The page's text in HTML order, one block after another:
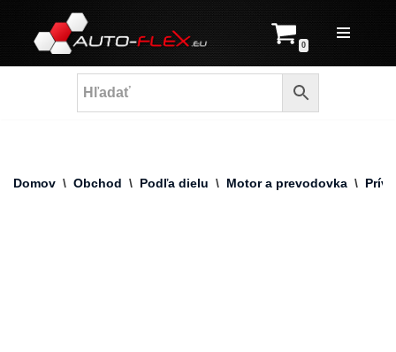
Prejsť
na
0
Domov \ Obchod \ Podľa dielu \ Motor a prevodovka \